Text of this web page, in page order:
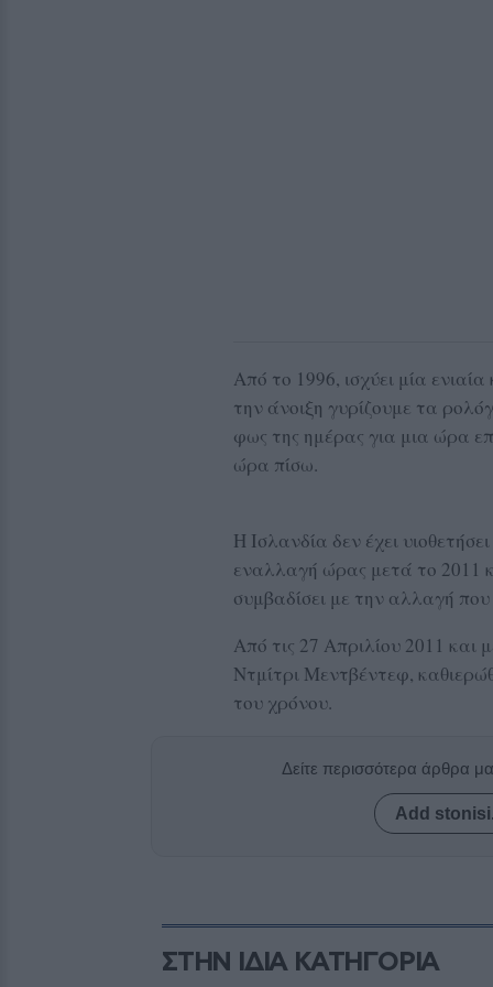
Από το 1996, ισχύει μία
την άνοιξη γυρίζουμε τα
φως της ημέρας για μια ώρα
ώρα πίσω.
Η Ισλανδία δεν έχει
εναλλαγή ώρας μετά το 2011
συμβαδίσει με την αλλαγή
Από τις 27 Απριλίου 2011
Ντμίτρι Μεντβέντεφ,
του χρόνου.
Δείτε περισσότερα άρθρα
Add
ΣΤΗΝ ΙΔΙΑ ΚΑΤΗΓΟΡΙΑ